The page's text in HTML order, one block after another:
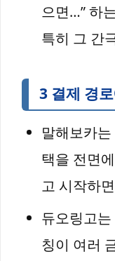
으면…” 하
특히 그 간
3 결제 경
말해보카
택을 전면
고 시작하
듀오링고
칭이 여러